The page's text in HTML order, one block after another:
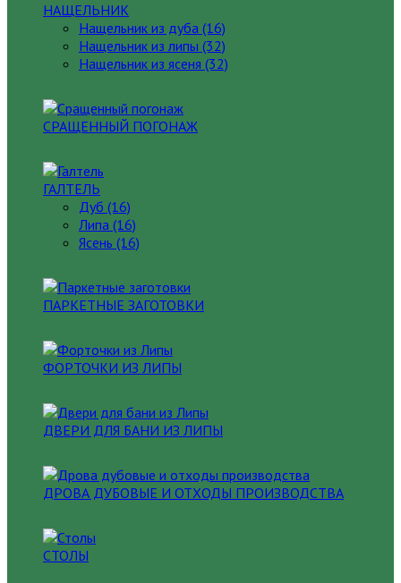
НАЩЕЛЬНИК
Нащельник из дуба (16)
Нащельник из липы (32)
Нащельник из ясеня (32)
СРАЩЕННЫЙ ПОГОНАЖ
ГАЛТЕЛЬ
Дуб (16)
Липа (16)
Ясень (16)
ПАРКЕТНЫЕ ЗАГОТОВКИ
ФОРТОЧКИ ИЗ ЛИПЫ
ДВЕРИ ДЛЯ БАНИ ИЗ ЛИПЫ
ДРОВА ДУБОВЫЕ И ОТХОДЫ ПРОИЗВОДСТВА
СТОЛЫ